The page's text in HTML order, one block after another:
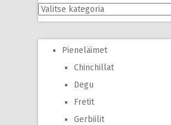
Kategoriat
Pieneläimet
Chinchillat
Degu
Fretit
Gerbiilit